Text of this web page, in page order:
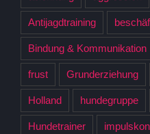
Antijagdtraining
Bindung & Kommunikation
frust Grunderziehung
Holland hundegruppe
Hundetrainer